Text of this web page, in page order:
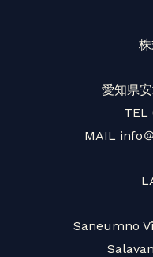
愛知県
TEL
MAIL info
Saneumno